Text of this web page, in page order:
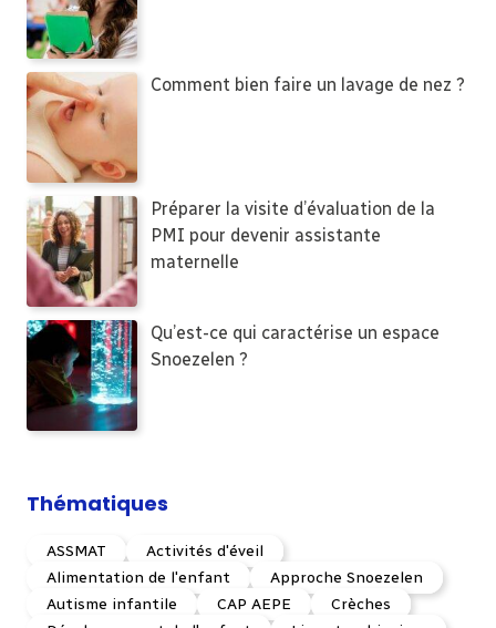
Comment bien faire un lavage de nez ?
Préparer la visite d’évaluation de la
PMI pour devenir assistante
maternelle
Qu’est-ce qui caractérise un espace
Snoezelen ?
Thématiques
ASSMAT
Activités d'éveil
Alimentation de l'enfant
Approche Snoezelen
Autisme infantile
CAP AEPE
Crèches